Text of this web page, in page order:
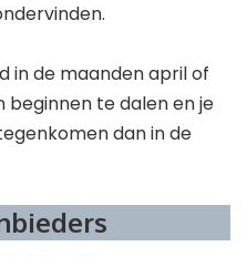
in de maanden april of
beginnen te dalen en je
dan in de